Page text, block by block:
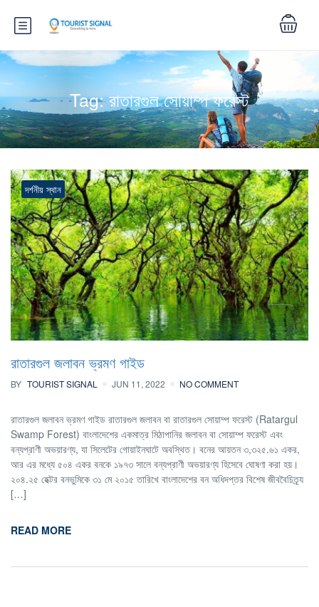
Tag:রাতারগুল সোয়াম্প ফরেস্ট
দর্শনীয় স্থান
রাতারগুল জলাবন ভ্রমণ গাইড
BY TOURIST SIGNAL JUN 11, 2022 NO COMMENT
রাতারগুল জলাবন ভ্রমণ গাইড রাতারগুল জলাবন বা রাতারগুল সোয়াম্প ফরেস্ট (Ratargul
Swamp Forest) বাংলাদেশের একমাত্র মিঠাপানির জলাবন বা সোয়াম্প ফরেস্ট এবং
বন্যপ্রাণী অভয়ারণ্য, যা সিলেটের গোয়াইনঘাটে অবস্থিত। বনের আয়তন ৩,৩২৫.৬১ একর,
আর এর মধ্যে ৫০৪ একর বনকে ১৯৭৩ সালে বন্যপ্রাণী অভয়ারণ্য হিসেবে ঘোষণা করা হয়।
২০৪.২৫ হেক্টর বনভুমিকে ৩১ মে ২০১৫ তারিখে বাংলাদেশের বন অধিদপ্তর বিশেষ জীববৈচিত্র্য
[…]
READ MORE